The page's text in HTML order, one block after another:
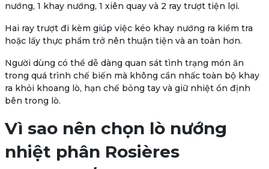
nướng, 1 khay nướng, 1 xiên quay và 2 ray trượt tiện lợi.
Hai ray trượt đi kèm giúp việc kéo khay nướng ra kiểm tra
hoặc lấy thực phẩm trở nên thuận tiện và an toàn hơn.
Người dùng có thể dễ dàng quan sát tình trạng món ăn
trong quá trình chế biến mà không cần nhấc toàn bộ khay
ra khỏi khoang lò, hạn chế bỏng tay và giữ nhiệt ổn định
bên trong lò.
Vì sao nên chọn lò nướng
nhiệt phân Rosières